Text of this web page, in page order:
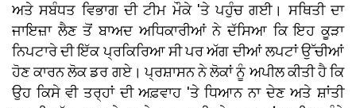
ਅਤੇ ਸਬੰਧਤ ਵਿਭਾਗ ਦੀ ਟੀਮ ਮੌਕੇ 'ਤੇ ਪਹੁੰਚ ਗਈ। ਸਥਿਤੀ ਦਾ
ਜਾਇਜ਼ਾ ਲੈਣ ਤੋਂ ਬਾਅਦ ਅਧਿਕਾਰੀਆਂ ਨੇ ਦੱਸਿਆ ਕਿ ਇਹ ਕੂੜਾ
ਨਿਪਟਾਰੇ ਦੀ ਇੱਕ ਪ੍ਰਕਿਰਿਆ ਸੀ ਪਰ ਅੱਗ ਦੀਆਂ ਲਪਟਾਂ ਉੱਚੀਆਂ
ਹੋਣ ਕਾਰਨ ਲੋਕ ਡਰ ਗਏ। ਪ੍ਰਸ਼ਾਸਨ ਨੇ ਲੋਕਾਂ ਨੂੰ ਅਪੀਲ ਕੀਤੀ ਹੈ ਕਿ
ਉਹ ਕਿਸੇ ਵੀ ਤਰ੍ਹਾਂ ਦੀ ਅਫ਼ਵਾਹ 'ਤੇ ਧਿਆਨ ਨਾ ਦੇਣ ਅਤੇ ਸ਼ਾਂਤੀ